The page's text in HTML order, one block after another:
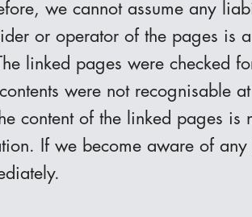
we cannot assume any
or operator of the pages is
linked pages were checked
were not recognisable
content of the linked pages is
If we become aware of